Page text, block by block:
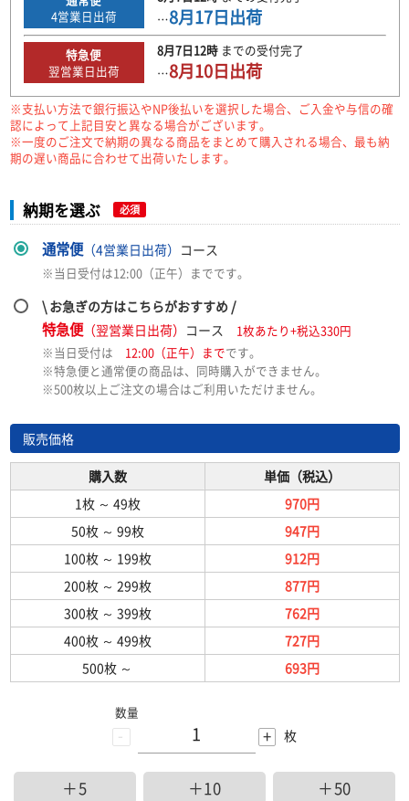
4営業日出荷
…8月17日出荷
特急便
翌営業日出荷
8月7日12時までの受付完了
…8月10日出荷
※支払い方法で銀行振込やNP後払いを選択した場合、ご入金や与信の確
認によって上記目安と異なる場合がございます。
※一度のご注文で納期の異なる商品をまとめて購入される場合、最も納
期の遅い商品に合わせて出荷いたします。
納期を選ぶ 必須
通常便（4営業日出荷） コース
※当日受付は12:00（正午）までです。
\ お急ぎの方はこちらがおすすめ /
特急便（翌営業日出荷） コース
1枚あたり+税込330円
※当日受付は 12:00（正午）までです。
※特急便と通常便の商品は、同時購入ができません。
※500枚以上ご注文の場合はご利用いただけません。
販売価格
購入数
単価（税込）
1枚 ～ 49枚
970円
50枚 ～ 99枚
947円
100枚 ～ 199枚
912円
200枚 ～ 299枚
877円
300枚 ～ 399枚
762円
400枚 ～ 499枚
727円
500枚 ～ 693円
-
数量
+ 枚
＋5 ＋10 ＋50